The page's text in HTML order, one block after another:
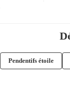
Pendentifs étoile